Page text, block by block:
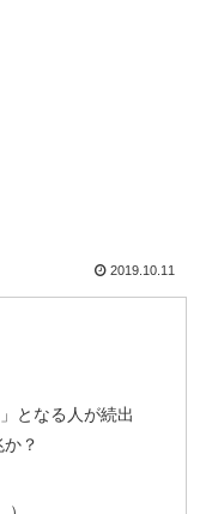
2019.10.11
となる人が続出
？